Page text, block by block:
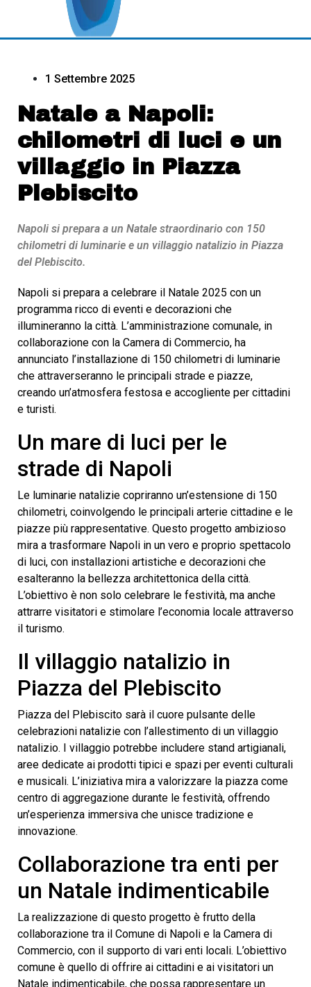
1 Settembre 2025
Natale a Napoli:
chilometri di luci e un
villaggio in Piazza
Plebiscito
Napoli si prepara a un Natale straordinario con 150
chilometri di luminarie e un villaggio natalizio in Piazza
del Plebiscito.
Napoli si prepara a celebrare il Natale 2025 con un
programma ricco di eventi e decorazioni che
illumineranno la città. L’amministrazione comunale, in
collaborazione con la Camera di Commercio, ha
annunciato l’installazione di 150 chilometri di luminarie
che attraverseranno le principali strade e piazze,
creando un’atmosfera festosa e accogliente per cittadini
e turisti.
Un mare di luci per le
strade di Napoli
Le luminarie natalizie copriranno un’estensione di 150
chilometri, coinvolgendo le principali arterie cittadine e le
piazze più rappresentative. Questo progetto ambizioso
mira a trasformare Napoli in un vero e proprio spettacolo
di luci, con installazioni artistiche e decorazioni che
esalteranno la bellezza architettonica della città.
L’obiettivo è non solo celebrare le festività, ma anche
attrarre visitatori e stimolare l’economia locale attraverso
il turismo.
Il villaggio natalizio in
Piazza del Plebiscito
Piazza del Plebiscito sarà il cuore pulsante delle
celebrazioni natalizie con l’allestimento di un villaggio
natalizio. I villaggio potrebbe includere stand artigianali,
aree dedicate ai prodotti tipici e spazi per eventi culturali
e musicali. L’iniziativa mira a valorizzare la piazza come
centro di aggregazione durante le festività, offrendo
un’esperienza immersiva che unisce tradizione e
innovazione.
Collaborazione tra enti per
un Natale indimenticabile
La realizzazione di questo progetto è frutto della
collaborazione tra il Comune di Napoli e la Camera di
Commercio, con il supporto di vari enti locali. L’obiettivo
comune è quello di offrire ai cittadini e ai visitatori un
Natale indimenticabile, che possa rappresentare un